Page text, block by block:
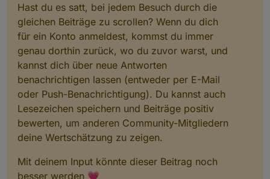
Hast du es satt, bei jedem Besuch durch die
gleichen Beiträge zu scrollen? Wenn du dich
für ein Konto anmeldest, kommst du immer
genau dorthin zurück, wo du zuvor warst, und
kannst dich über neue Antworten
benachrichtigen lassen (entweder per E-Mail
oder Push-Benachrichtigung). Du kannst auch
Lesezeichen speichern und Beiträge positiv
bewerten, um anderen Community-Mitgliedern
deine Wertschätzung zu zeigen.
Mit deinem Input könnte dieser Beitrag noch
besser werden 💗